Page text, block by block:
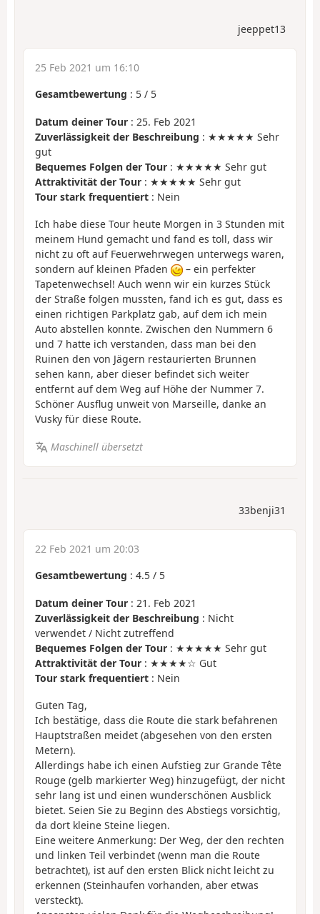
jeeppet13
25 Feb 2021 um 16:10
Gesamtbewertung : 5 / 5
Datum deiner Tour : 25. Feb 2021
Zuverlässigkeit der Beschreibung : ★★★★★ Sehr
gut
Bequemes Folgen der Tour : ★★★★★ Sehr gut
Attraktivität der Tour : ★★★★★ Sehr gut
Tour stark frequentiert : Nein
Ich habe diese Tour heute Morgen in 3 Stunden mit
meinem Hund gemacht und fand es toll, dass wir
nicht zu oft auf Feuerwehrwegen unterwegs waren,
sondern auf kleinen Pfaden
– ein perfekter
Tapetenwechsel! Auch wenn wir ein kurzes Stück
der Straße folgen mussten, fand ich es gut, dass es
einen richtigen Parkplatz gab, auf dem ich mein
Auto abstellen konnte. Zwischen den Nummern 6
und 7 hatte ich verstanden, dass man bei den
Ruinen den von Jägern restaurierten Brunnen
sehen kann, aber dieser befindet sich weiter
entfernt auf dem Weg auf Höhe der Nummer 7.
Schöner Ausflug unweit von Marseille, danke an
Vusky für diese Route.
Maschinell übersetzt
33benji31
22 Feb 2021 um 20:03
Gesamtbewertung : 4.5 / 5
Datum deiner Tour : 21. Feb 2021
Zuverlässigkeit der Beschreibung : Nicht
verwendet / Nicht zutreffend
Bequemes Folgen der Tour : ★★★★★ Sehr gut
Attraktivität der Tour : ★★★★☆ Gut
Tour stark frequentiert : Nein
Guten Tag,
Ich bestätige, dass die Route die stark befahrenen
Hauptstraßen meidet (abgesehen von den ersten
Metern).
Allerdings habe ich einen Aufstieg zur Grande Tête
Rouge (gelb markierter Weg) hinzugefügt, der nicht
sehr lang ist und einen wunderschönen Ausblick
bietet. Seien Sie zu Beginn des Abstiegs vorsichtig,
da dort kleine Steine liegen.
Eine weitere Anmerkung: Der Weg, der den rechten
und linken Teil verbindet (wenn man die Route
betrachtet), ist auf den ersten Blick nicht leicht zu
erkennen (Steinhaufen vorhanden, aber etwas
versteckt).